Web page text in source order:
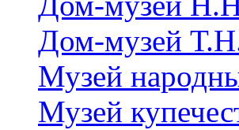
Дом-музей
Музей
Музей